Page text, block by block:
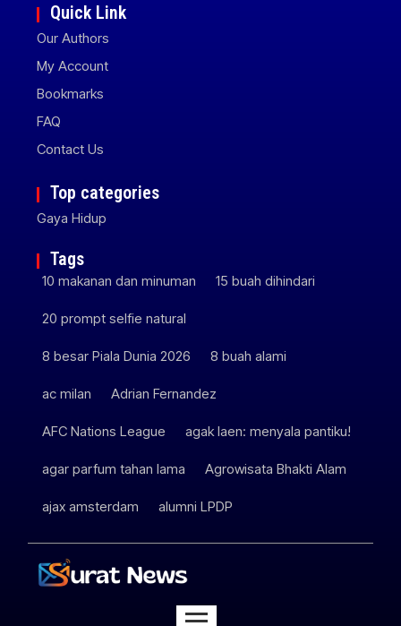
Quick Link
Our Authors
My Account
Bookmarks
FAQ
Contact Us
Top categories
Gaya Hidup
Tags
10 makanan dan minuman 15 buah dihindari
20 prompt selfie natural
8 besar Piala Dunia 2026 8 buah alami
ac milan Adrian Fernandez
AFC Nations League agak laen: menyala pantiku!
agar parfum tahan lama Agrowisata Bhakti Alam
ajax amsterdam alumni LPDP